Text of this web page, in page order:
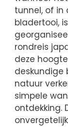
tunnel, of in
bladertooi,
rondreis
deze
deskundige
natuur
simpele
ontdekking.